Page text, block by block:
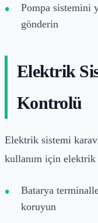
Pompa sistemini
gönderin
Elektrik
Kontrolü
Elektrik sistemi
kullanım için elektrik
Batarya
koruyun